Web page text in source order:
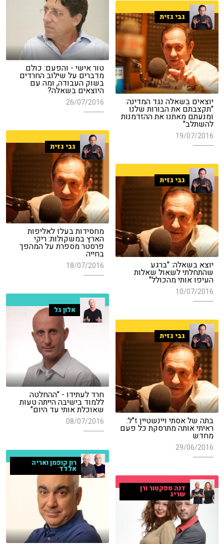
טור אישי - והפעם: כולם
מדברים על שילוב החרדים
בשוק העבודה, ומה עם
היוצאים בשאלה?
26/07/2016
גבי גזית
יוצאים בשאלה נגד המדינה:
"תקצבתם את הבורות שלנו
ומנעתם מאתנו את ההזדמנות
להשתלב"
19/07/2016
גבי גזית
מחסידות בעלז לאליפות
הארץ במשקולות: ריקי
פרסטר מספרת על המהפך
בחייה
18/07/2016
גבי גזית
יוצא בשאלה: "ברגע
שהתחלתי לשאול שאלות
העיפו אותי מהכולל"
10/07/2016
אלון גל
חרד לעתידו - "ההחלטה
ללמוד בישיבה הייתה טעות
שאוכלת אותי עד היום"
08/07/2016
גבי גזית
בתה של אסתי ויינשטיין ז"ל:
ראיתי אותה מתרסקת כל פעם
מחדש
29/06/2016
רון קופמן ואריה
אלדד
דנה ספקטור ורן
שריג